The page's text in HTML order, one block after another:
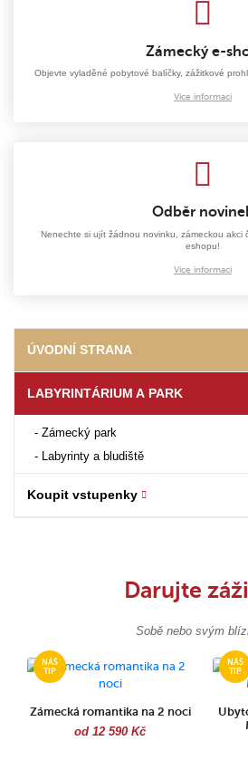
Zámecký e-
Objevte vyladěné pobytové balíčky, zážitkové
Více informací
Odběr
Nenechte si ujít žádnou novinku, zámeckou akci
eshopu!
Více informací
ÚVODNÍ STRANA
LABYRINTÁRIUM A PARK
Zámecký park
Labyrinty a bludiště
Koupit vstupenky
Darujte
Sobě nebo svým
Zámecká romantika na 2 noci
od 12 590 Kč